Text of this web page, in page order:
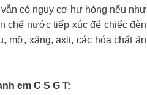
có nguy cơ hư hỏng nếu như
chế nước tiếp xúc để chiếc đèn
mỡ, xăng, axit, các hóa chất ăn
em C S G T: